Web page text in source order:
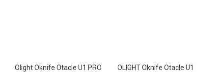
Olight Oknife Otacle U1 PRO
OLIGHT Oknife Otacle U1